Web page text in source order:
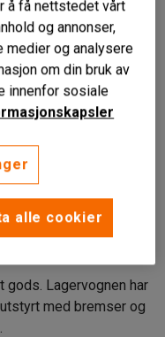
gods. Lagervognen har
med bremser og
å få nettstedet vårt
og annonser,
og analysere
om din bruk av
innenfor sosiale
alle cookier